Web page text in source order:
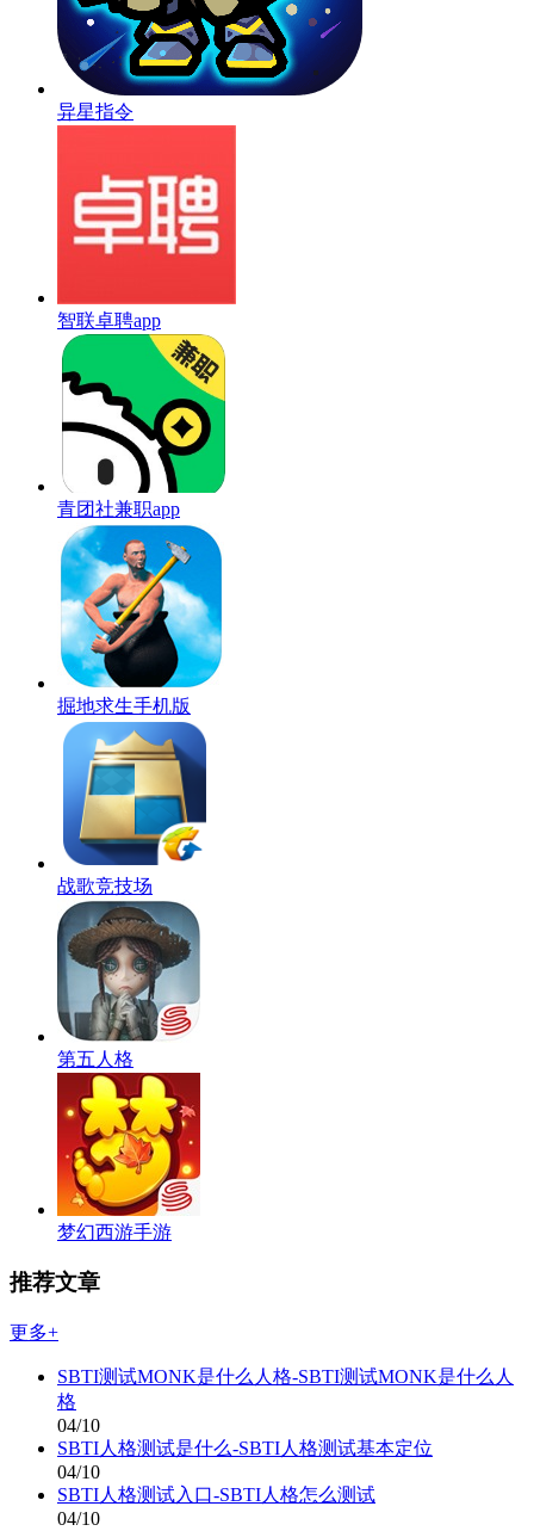
异星指令
智联卓聘app
青团社兼职app
掘地求生手机版
战歌竞技场
第五人格
梦幻西游手游
推荐文章
更多+
SBTI测试MONK是什么人格-SBTI测试MONK是什么人
格
04/10
SBTI人格测试是什么-SBTI人格测试基本定位
04/10
SBTI人格测试入口-SBTI人格怎么测试
04/10